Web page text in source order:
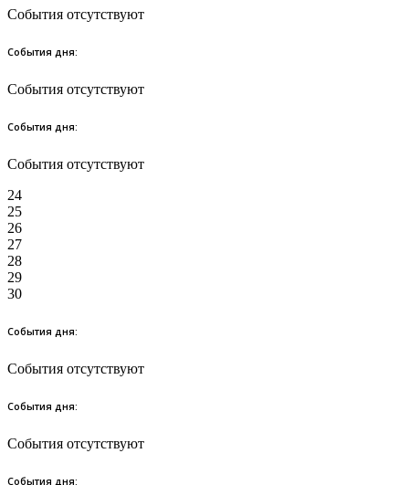
События отсутствуют
События дня:
События отсутствуют
События дня:
События отсутствуют
24
25
26
27
28
29
30
События дня:
События отсутствуют
События дня:
События отсутствуют
События дня: